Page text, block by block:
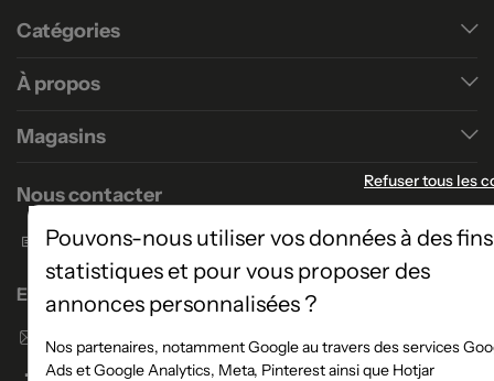
Catégories
À propos
Magasins
Nous contacter
Formulaire de contact
Enseigne Atlas Home
Envoyer un email
Refuser tous les
Pouvons-nous utiliser vos données à des fins
statistiques et pour vous proposer des
annonces personnalisées ?
Nos partenaires, notamment Google au travers des services
Ads et Google Analytics, Meta, Pinterest ainsi que Hotjar